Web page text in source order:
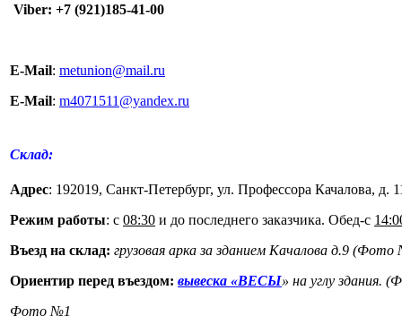
Viber: +7 (921)185-41-00
E-Mail: metunion@mail.ru
E-Mail: m4071511@yandex.ru
Склад:
Адрес: 192019, Санкт-Петербург, ул. Профессора Качалова, д.
Режим работы: с 08:30 и до последнего заказчика. Обед-с
Въезд на склад: грузовая арка за зданием Качалова д.9 (Фото
Ориентир перед въездом: вывеска «ВЕСЫ» на углу здания.
Фото №1